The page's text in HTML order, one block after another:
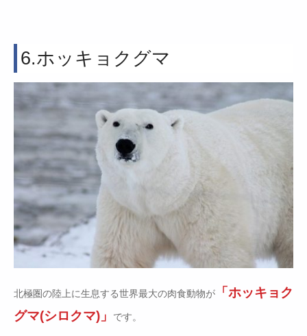
6.ホッキョクグマ
北極圏の陸上に生息する世界最大の肉食動物が
「ホッキョク
グマ(シロクマ)」
です。